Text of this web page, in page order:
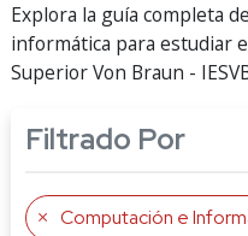
Explora la guía completa
informática para estudiar
Superior Von Braun -
Filtrado Por
Computación e